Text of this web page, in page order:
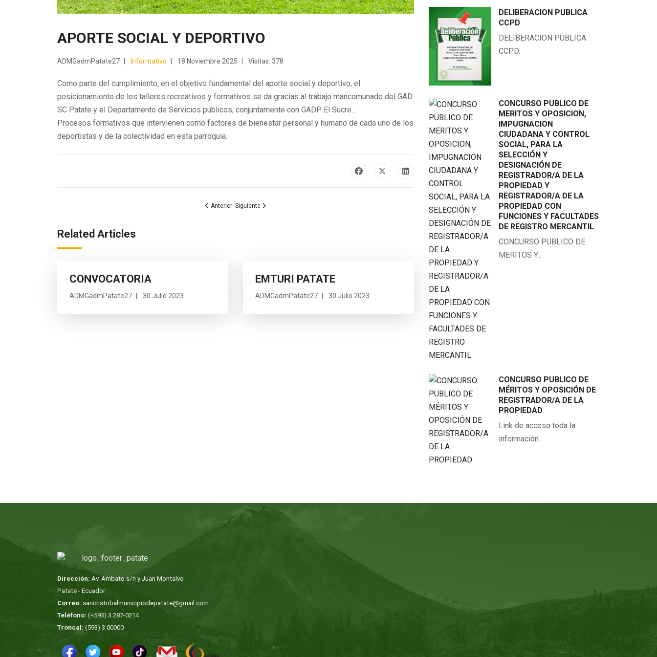
APORTE SOCIAL Y DEPORTIVO
ADMGadmPatate27 Informativo 18 Noviembre 2025 Visitas: 378
Como parte del cumplimiento, en el objetivo fundamental del aporte social y deportivo, el
posicionamiento de los talleres recreativos y formativos se da gracias al trabajo mancomunado del GAD
SC Patate y el Departamento de Servicios públicos, conjuntamente con GADP El Sucre...
Procesos formativos que intervienen como factores de bienestar personal y humano de cada uno de los
deportistas y de la colectividad en esta parroquia.
Artículo anterior: ELECCION SECRETARIO/A EJECUTIVO/A CONSEJO CANTONAL DE PROTECCION DE DERECHOS
Anterior Artículo siguiente: El GAD Municipal de Patate presente en la tradicional celebración de la Mama Negra
Siguiente
Related Articles
CONVOCATORIA
ADMGadmPatate27 30 Julio 2023
EMTURI PATATE
ADMGadmPatate27 30 Julio 2023
DELIBERACION PUBLICA
CCPD
DELIBERACION PUBLICA
CCPD.
CONCURSO PUBLICO DE
MERITOS Y OPOSICION,
IMPUGNACION
CIUDADANA Y CONTROL
SOCIAL, PARA LA
SELECCIÓN Y
DESIGNACIÓN DE
REGISTRADOR/A DE LA
PROPIEDAD Y
REGISTRADOR/A DE LA
PROPIEDAD CON
FUNCIONES Y FACULTADES
DE REGISTRO MERCANTIL
CONCURSO PUBLICO DE
MERITOS Y...
CONCURSO PUBLICO DE
MÉRITOS Y OPOSICIÓN DE
REGISTRADOR/A DE LA
PROPIEDAD
Link de acceso toda la
información...
Dirección: Av. Ambato s/n y Juan Montalvo
Patate - Ecuador
Correo: sancristobalmunicipiodepatate@gmail.com
Teléfono: (+593) 3 287-0214
Troncal: (593) 3 00000